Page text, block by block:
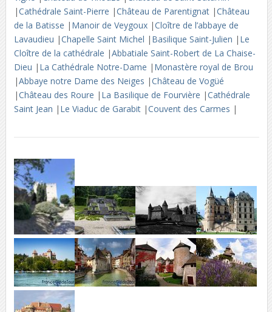
|Cathédrale Saint-Pierre |Château de Parentignat |Château
de la Batisse | Manoir de Veygoux |Cloître de l’abbaye de
Lavaudieu |Chapelle Saint Michel | Basilique Saint-Julien | Le
Cloître de la cathédrale |Abbatiale Saint-Robert de La Chaise-
Dieu | La Cathédrale Notre-Dame | Monastère royal de Brou
|Abbaye notre Dame des Neiges |Château de Vogüé
|Château des Roure | La Basilique de Fourvière |Cathédrale
Saint Jean | Le Viaduc de Garabit |Couvent des Carmes |